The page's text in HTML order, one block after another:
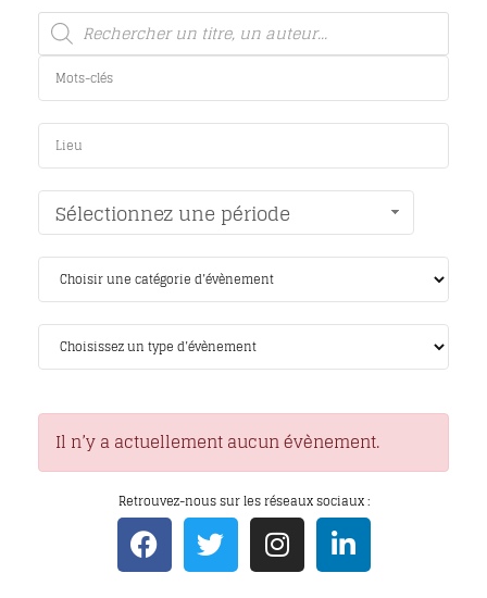
Sélectionnez une période
Il n’y a actuellement aucun évènement.
Retrouvez-nous sur les réseaux sociaux :